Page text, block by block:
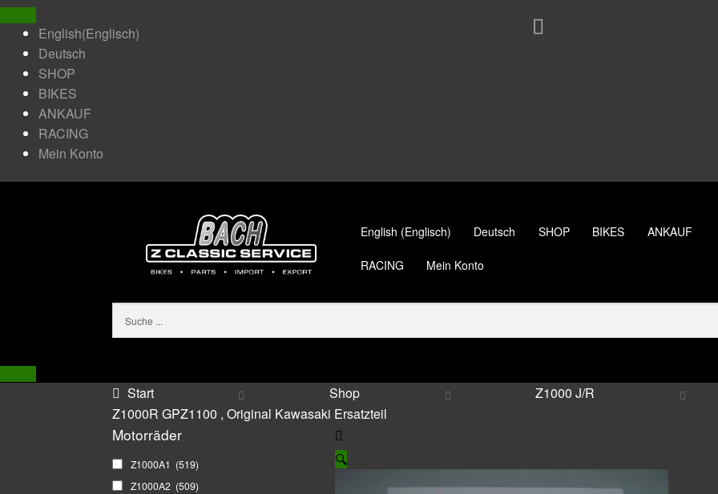
English(Englisch)
Deutsch
SHOP
BIKES
ANKAUF
RACING
Mein Konto
English (Englisch) Deutsch SHOP BIKES ANKAUF
RACING Mein Konto
Start Shop Z1000 J/R
Z1000R GPZ1100 , Original Kawasaki Ersatzteil
🔍
Motorräder
Z1000A1 (519)
Z1000A2 (509)